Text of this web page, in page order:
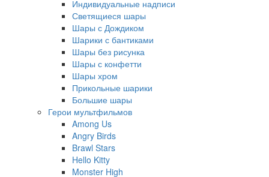
Индивидуальные надписи
Светящиеся шары
Шары с Дождиком
Шарики с бантиками
Шары без рисунка
Шары с конфетти
Шары хром
Прикольные шарики
Большие шары
Герои мультфильмов
Among Us
Angry Birds
Brawl Stars
Hello Kitty
Monster High